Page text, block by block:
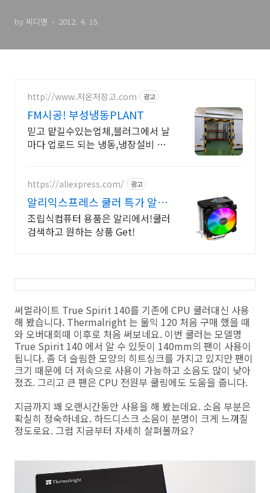
by 씨디맨 2012. 4. 15.
http://www.저온저장고.com 광고
FM시공! 부성냉동PLANT
믿고 맡길수있는업체,블러그에서 날
마다 업로드 되는 냉동,냉장설비 현
https://aliexpress.com/ 광고
알리익스프레스 쿨러 특가 알리
익스프레스, pc쿨러
조립식컴퓨터 용품은 알리에서!쿨러
검색하고 원하는 상품 Get!
써멀라이트 True Spirit 140를 기존에 CPU 쿨러대신 사용
해 봤습니다. Thermalright 는 울익 120 처음 구매 했을 때
와 오버대회때 이후로 처음 써보네요. 이번 쿨러는 모델명
True Spirit 140 에서 알 수 있듯이 140mm의 팬이 사용이
됩니다. 좀 더 슬림한 모양의 히트싱크를 가지고 있지만 팬이
크기 때문에 더 저속으로 사용이 가능하고 소음도 많이 낮아
졌죠. 그리고 큰 팬은 CPU 전원부 쿨링에도 도움을 줍니다.
지금까지 꽤 오랜시간동안 사용을 해 봤는데요. 소음 부분은
확실히 정숙하네요. 하드디스크 소음이 분명이 크게 느껴질
정도로요. 그럼 지금부터 자세히 살펴볼까요?